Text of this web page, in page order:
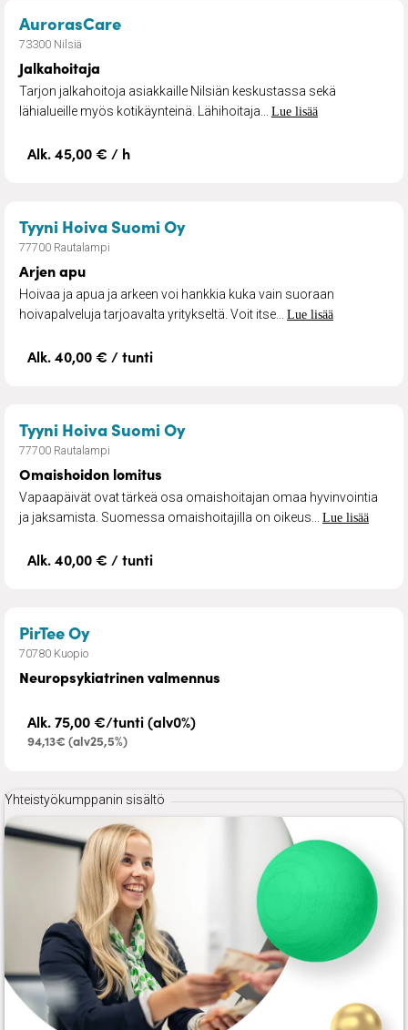
AurorasCare– Jalkahoitaja
73300 Nilsiä
Jalkahoitaja
Tarjon jalkahoitoja asiakkaille Nilsiän keskustassa sekä
lähialueille myös kotikäynteinä. Lähihoitaja... Lue lisää
Alk. 45,00 € / h
Tyyni Hoiva Suomi Oy– Arjen apu
77700 Rautalampi
Arjen apu
Hoivaa ja apua ja arkeen voi hankkia kuka vain suoraan
hoivapalveluja tarjoavalta yritykseltä. Voit itse... Lue lisää
Alk. 40,00 € / tunti
Tyyni Hoiva Suomi Oy– Omaishoidon lomitus
77700 Rautalampi
Omaishoidon lomitus
Vapaapäivät ovat tärkeä osa omaishoitajan omaa hyvinvointia
ja jaksamista. Suomessa omaishoitajilla on oikeus... Lue lisää
Alk. 40,00 € / tunti
PirTee Oy– Neuropsykiatrinen valmennus
70780 Kuopio
Neuropsykiatrinen valmennus
Alk. 75,00 €/tunti (alv0%)
94,13€ (alv25,5%)
Yhteistyökumppanin sisältö